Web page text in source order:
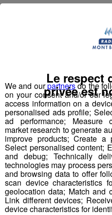
dégager le rond point.
Partager
Vous en
We and ourpartnersdo the
on your consent and/or our
access information on a
personalised ads profile;
ad performance; Measure
market research to generate
improve products; Create a
Select personalised content;
and debug; Technically
technologies may process
and browsing data to offer
scan device characteristics
geolocation data; Match and
Link different devices;
device characteristics for
Le respect
privée est